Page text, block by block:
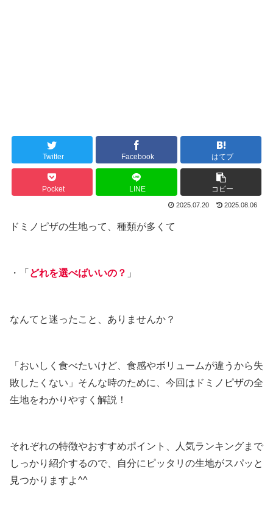
Twitter Facebook はてブ
Pocket LINE コピー
2025.07.20 2025.08.06
ドミノピザの生地って、種類が多くて
・「 どれを選べばいいの？ 」
なんてと迷ったこと、ありませんか？
「おいしく食べたいけど、食感やボリュームが違うから失
敗したくない」そんな時のために、今回はドミノピザの全
生地をわかりやすく解説！
それぞれの特徴やおすすめポイント、人気ランキングまで
しっかり紹介するので、自分にピッタリの生地がスパッと
見つかりますよ^^